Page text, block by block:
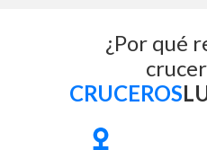
¿Por qué
CRUCEROS